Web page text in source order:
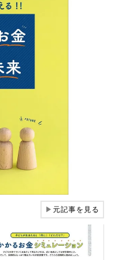
▶元記事を見る